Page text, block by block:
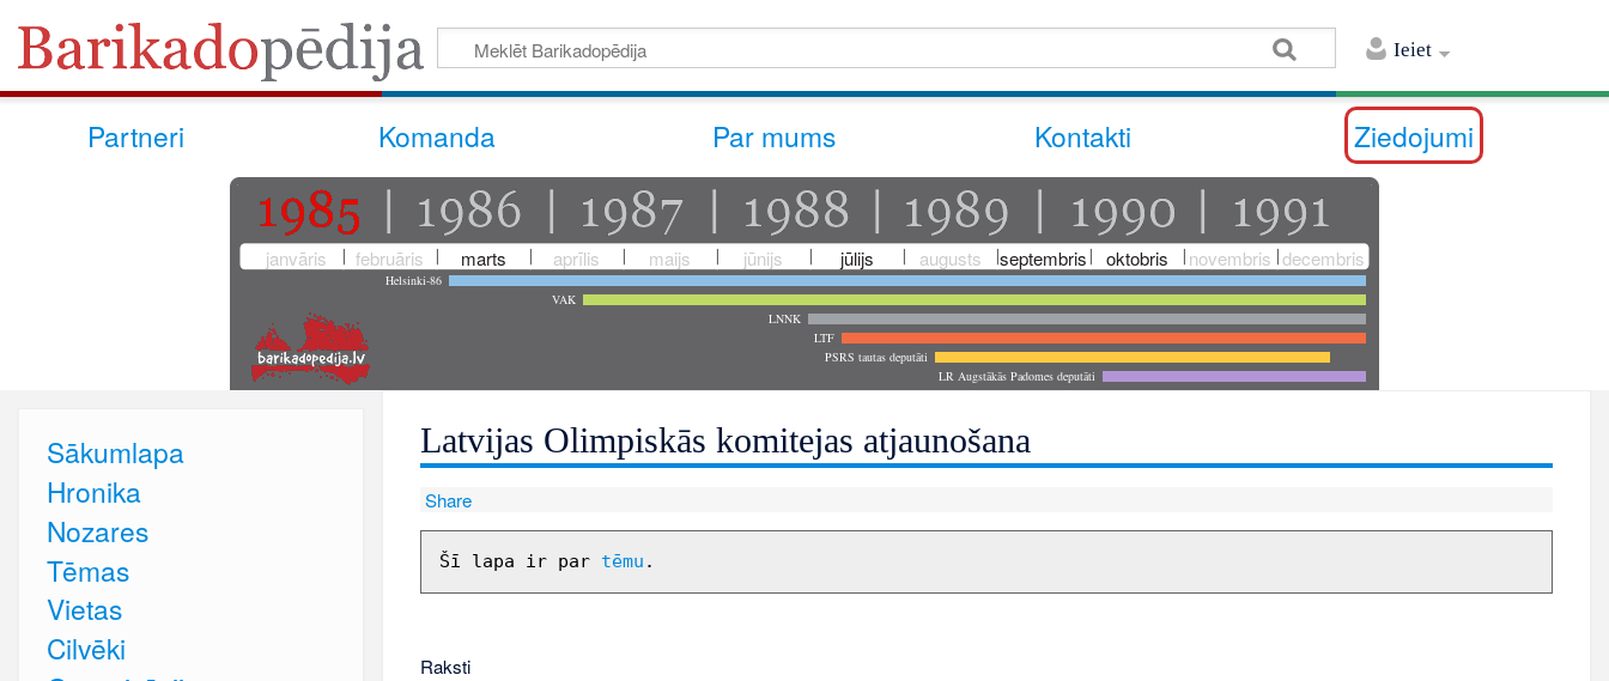
Ieiet
Partneri Komanda Par mums Kontakti Ziedojumi
janvāris februāris marts aprīlis maijs jūnijs jūlijs augusts septembris oktobris novembris decembris
Helsinki-86
VAK
LNNK
LTF
PSRS tautas deputāti
LR Augstākās Padomes deputāti
Latvijas Olimpiskās komitejas atjaunošana
Share
Šī lapa ir par tēmu
Raksti
Sākumlapa
Hronika
Nozares
Tēmas
Vietas
Cilvēki